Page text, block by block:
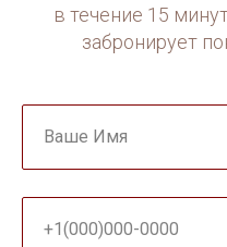
в течение 15
забронирует
Ваше Имя
+1(000)000-0000